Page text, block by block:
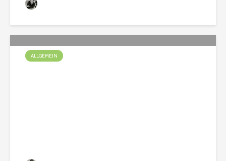
ALLGEMEIN